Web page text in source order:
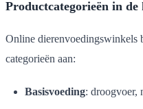
Productcategorieën in
Online dierenvoedingswinkels
categorieën aan:
Basisvoeding: droogvoer,